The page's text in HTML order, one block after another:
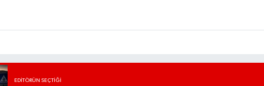
EDITÖRÜN SEÇTIĞI